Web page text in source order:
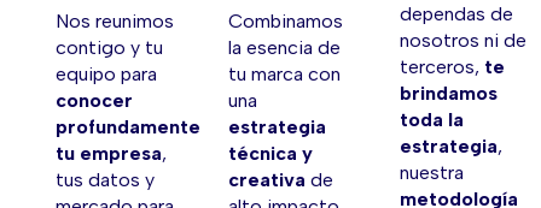
Nos reunimos
contigo y tu
equipo para
conocer
profundamente
tu empresa,
tus datos y
Combinamos
la esencia de
tu marca con
una
estrategia
técnica y
creativa de
dependas de
nosotros ni de
terceros, te
brindamos
toda la
estrategia,
nuestra
metodología